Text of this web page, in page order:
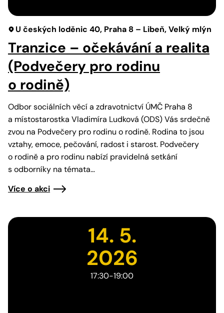
U českých loděnic 40, Praha 8 – Libeň, Velký mlýn
Tranzice – očekávání a realita
(Podvečery pro rodinu
o rodině)
Odbor sociálních věcí a zdravotnictví ÚMČ Praha 8
a místostarostka Vladimíra Ludková (ODS) Vás srdečně
zvou na Podvečery pro rodinu o rodině. Rodina to jsou
vztahy, emoce, pečování, radost i starost. Podvečery
o rodině a pro rodinu nabízí pravidelná setkání
s odborníky na témata…
Více o akci
14. 5.
2026
17:30-19:00